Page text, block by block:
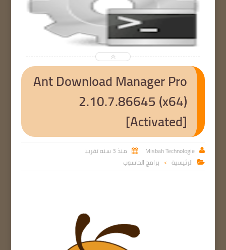
Ant Download Manager Pro
2.10.7.86645 (x64)
[Activated]

Misbah Technologie
 منذ 3 سنه تقريبا
 الرئيسية > برامج الحاسوب